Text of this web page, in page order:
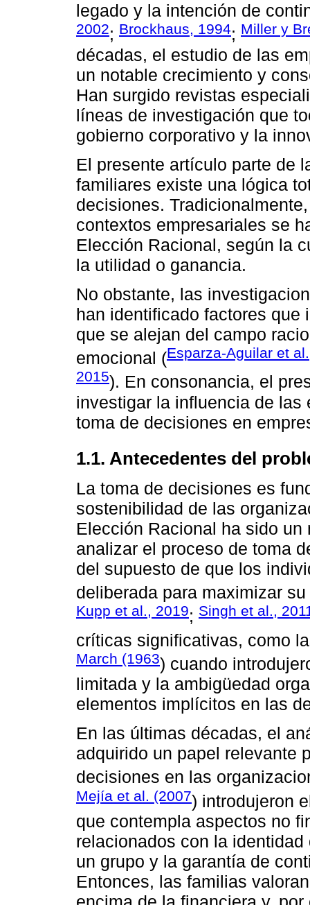
legado y la intención de
2002; Brockhaus, 1994; Miller y
décadas, el estudio de las
un notable crecimiento y
Han surgido revistas
líneas de investigación que
gobierno corporativo y la
El presente artículo parte de
familiares existe una lógica
decisiones.
contextos empresariales se
Elección Racional, según la
la utilidad o ganancia.
No obstante, las
han identificado factores que
que se alejan del campo
emocional (Esparza-Aguilar et
2015). En consonancia, el
investigar la influencia de
toma de decisiones en
1.1. Antecedentes del
La toma de decisiones es
sostenibilidad de las
Elección Racional ha sido
analizar el proceso de toma
del supuesto de que los
deliberada para maximizar
Kupp et al., 2019; Singh et al.,
críticas significativas, como
March (1963) cuando
limitada y la ambigüedad
elementos implícitos en las
En las últimas décadas, el
adquirido un papel relevante
decisiones en las
Mejía et al. (2007) introdujeron
que contempla aspectos no
relacionados con la
un grupo y la garantía de
Entonces, las familias